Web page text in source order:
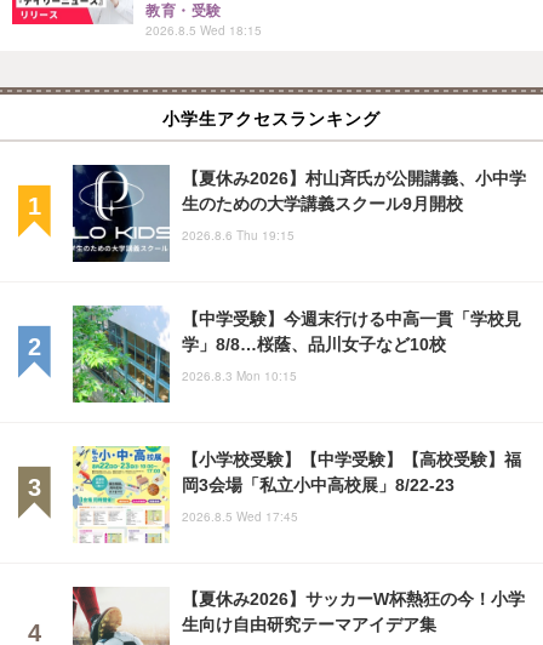
教育・受験
2026.8.5 Wed 18:15
小学生アクセスランキング
【夏休み2026】村山斉氏が公開講義、小中学
生のための大学講義スクール9月開校
2026.8.6 Thu 19:15
【中学受験】今週末行ける中高一貫「学校見
学」8/8…桜蔭、品川女子など10校
2026.8.3 Mon 10:15
【小学校受験】【中学受験】【高校受験】福
岡3会場「私立小中高校展」8/22-23
2026.8.5 Wed 17:45
【夏休み2026】サッカーW杯熱狂の今！小学
生向け自由研究テーマアイデア集